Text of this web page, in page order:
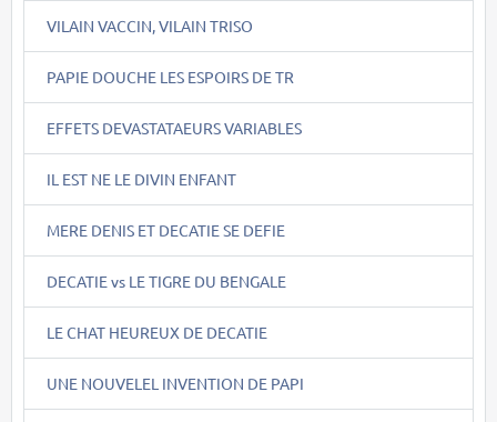
VILAIN VACCIN, VILAIN TRISO
PAPIE DOUCHE LES ESPOIRS DE TR
EFFETS DEVASTATAEURS VARIABLES
IL EST NE LE DIVIN ENFANT
MERE DENIS ET DECATIE SE DEFIE
DECATIE vs LE TIGRE DU BENGALE
LE CHAT HEUREUX DE DECATIE
UNE NOUVELEL INVENTION DE PAPI